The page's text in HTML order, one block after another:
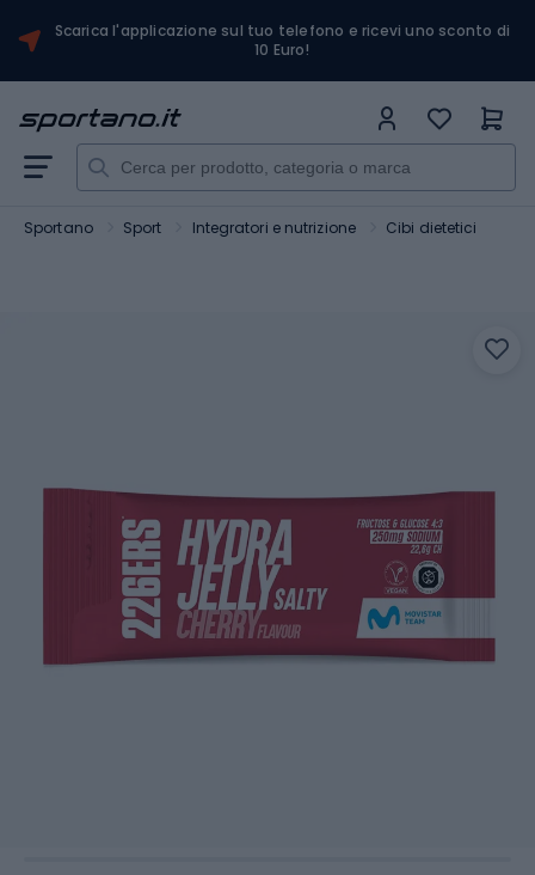
Scarica l'applicazione sul tuo telefono e ricevi uno sconto di
10 Euro!
Sportano Sport Integratori e nutrizione Cibi dietetici